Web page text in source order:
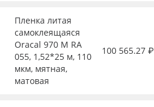
Пленка литая
самоклеящаяся
Oracal 970 M RA
055, 1,52*25 м, 110
мкм, мятная,
матовая
100 565.27 ₽